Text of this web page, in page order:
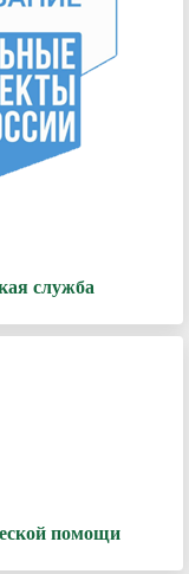
служба
помощи